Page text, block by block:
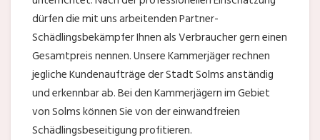
dürfen die mit uns arbeitenden Partner-
Schädlingsbekämpfer Ihnen als Verbraucher gern einen
Gesamtpreis nennen. Unsere Kammerjäger rechnen
jegliche Kundenaufträge der Stadt Solms anständig
und erkennbar ab. Bei den Kammerjägern im Gebiet
von Solms können Sie von der einwandfreien
Schädlingsbeseitigung profitieren.